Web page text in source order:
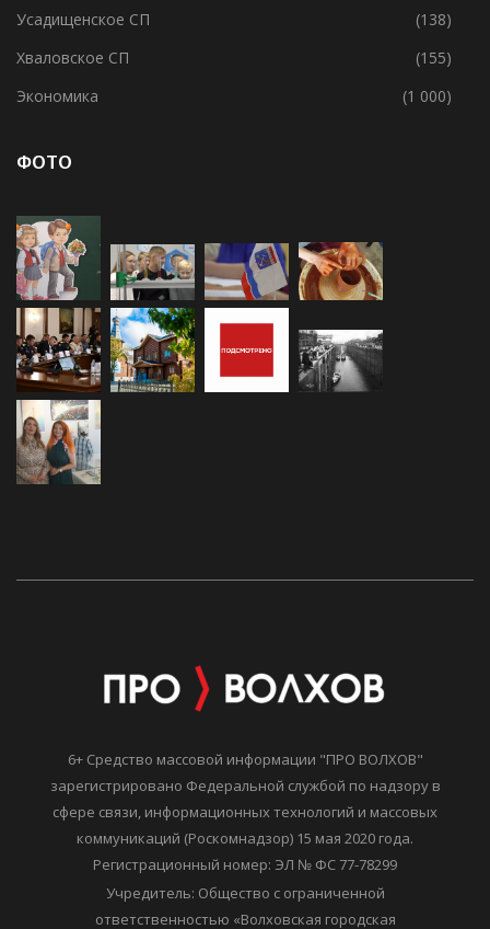
Усадищенское СП
(138)
Хваловское СП
(155)
Экономика
(1 000)
ФОТО
6+ Средство массовой информации "ПРО ВОЛХОВ"
зарегистрировано Федеральной службой по надзору в
сфере связи, информационных технологий и массовых
коммуникаций (Роскомнадзор) 15 мая 2020 года.
Регистрационный номер: ЭЛ № ФС 77-78299
Учредитель: Общество с ограниченной
ответственностью «Волховская городская